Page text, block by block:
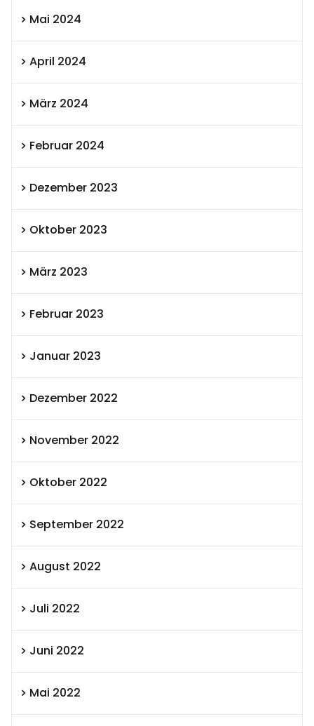
Mai 2024
April 2024
März 2024
Februar 2024
Dezember 2023
Oktober 2023
März 2023
Februar 2023
Januar 2023
Dezember 2022
November 2022
Oktober 2022
September 2022
August 2022
Juli 2022
Juni 2022
Mai 2022